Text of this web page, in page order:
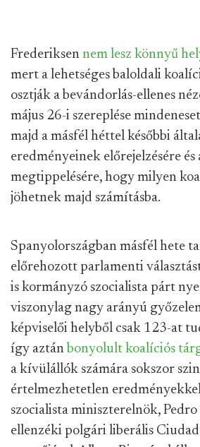
Frederiksen nem lesz könnyű
mert a lehetséges baloldali
osztják a bevándorlás-ellenes
május 26-i szereplése
majd a másfél héttel későbbi
eredményeinek előrejelzésére és
megtippelésére, hogy milyen
jöhetnek majd számításba.
Spanyolországban másfél hete
előrehozott parlamenti
is kormányzó szocialista párt
viszonylag nagy arányú
képviselői helyből csak 123-at
így aztán bonyolult koalíciós
a kívülállók számára sokszor
értelmezhetetlen
szocialista miniszterelnök, Pedro
ellenzéki polgári liberális